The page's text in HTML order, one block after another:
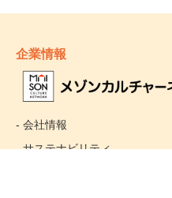
企業情報
- 会社情報
- サステナビリティ